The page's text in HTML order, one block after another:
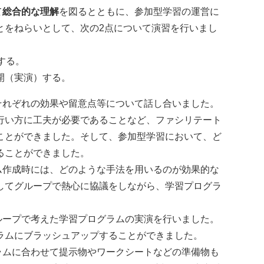
総合的な理解を図るとともに、参加型学習の運営に
をねらいとして、次の2点について演習を行いまし
。
実演）する。
れの効果や留意点等について話し合いました。
方に工夫が必要であることなど、ファシリテート
ができました。そして、参加型学習において、ど
とができました。
成時には、どのような手法を用いるのが効果的な
グループで熱心に協議をしながら、学習プログラ
で考えた学習プログラムの実演を行いました。
にブラッシュアップすることができました。
に合わせて提示物やワークシートなどの準備物も